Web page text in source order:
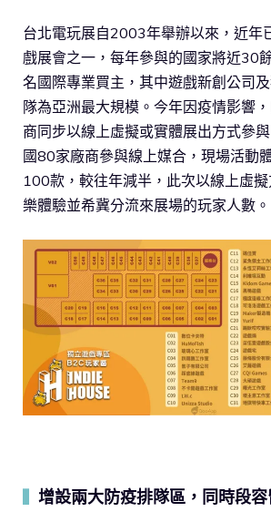
台北電玩展自2003年舉辦以來，近年
戲展會之一，每年參與的國家將近30
名國際專業買主，其中遊戲新創公司
隊為亞洲最大規模。今年因疫情影響
商同步以線上虛擬或實體展出方式參
國80家廠商參與線上媒合，現場活動
100款，較往年減半，此次以線上虛
樂體驗並希冀分流來展場的玩家人數。
增設兩大防疫排隊區，同時段